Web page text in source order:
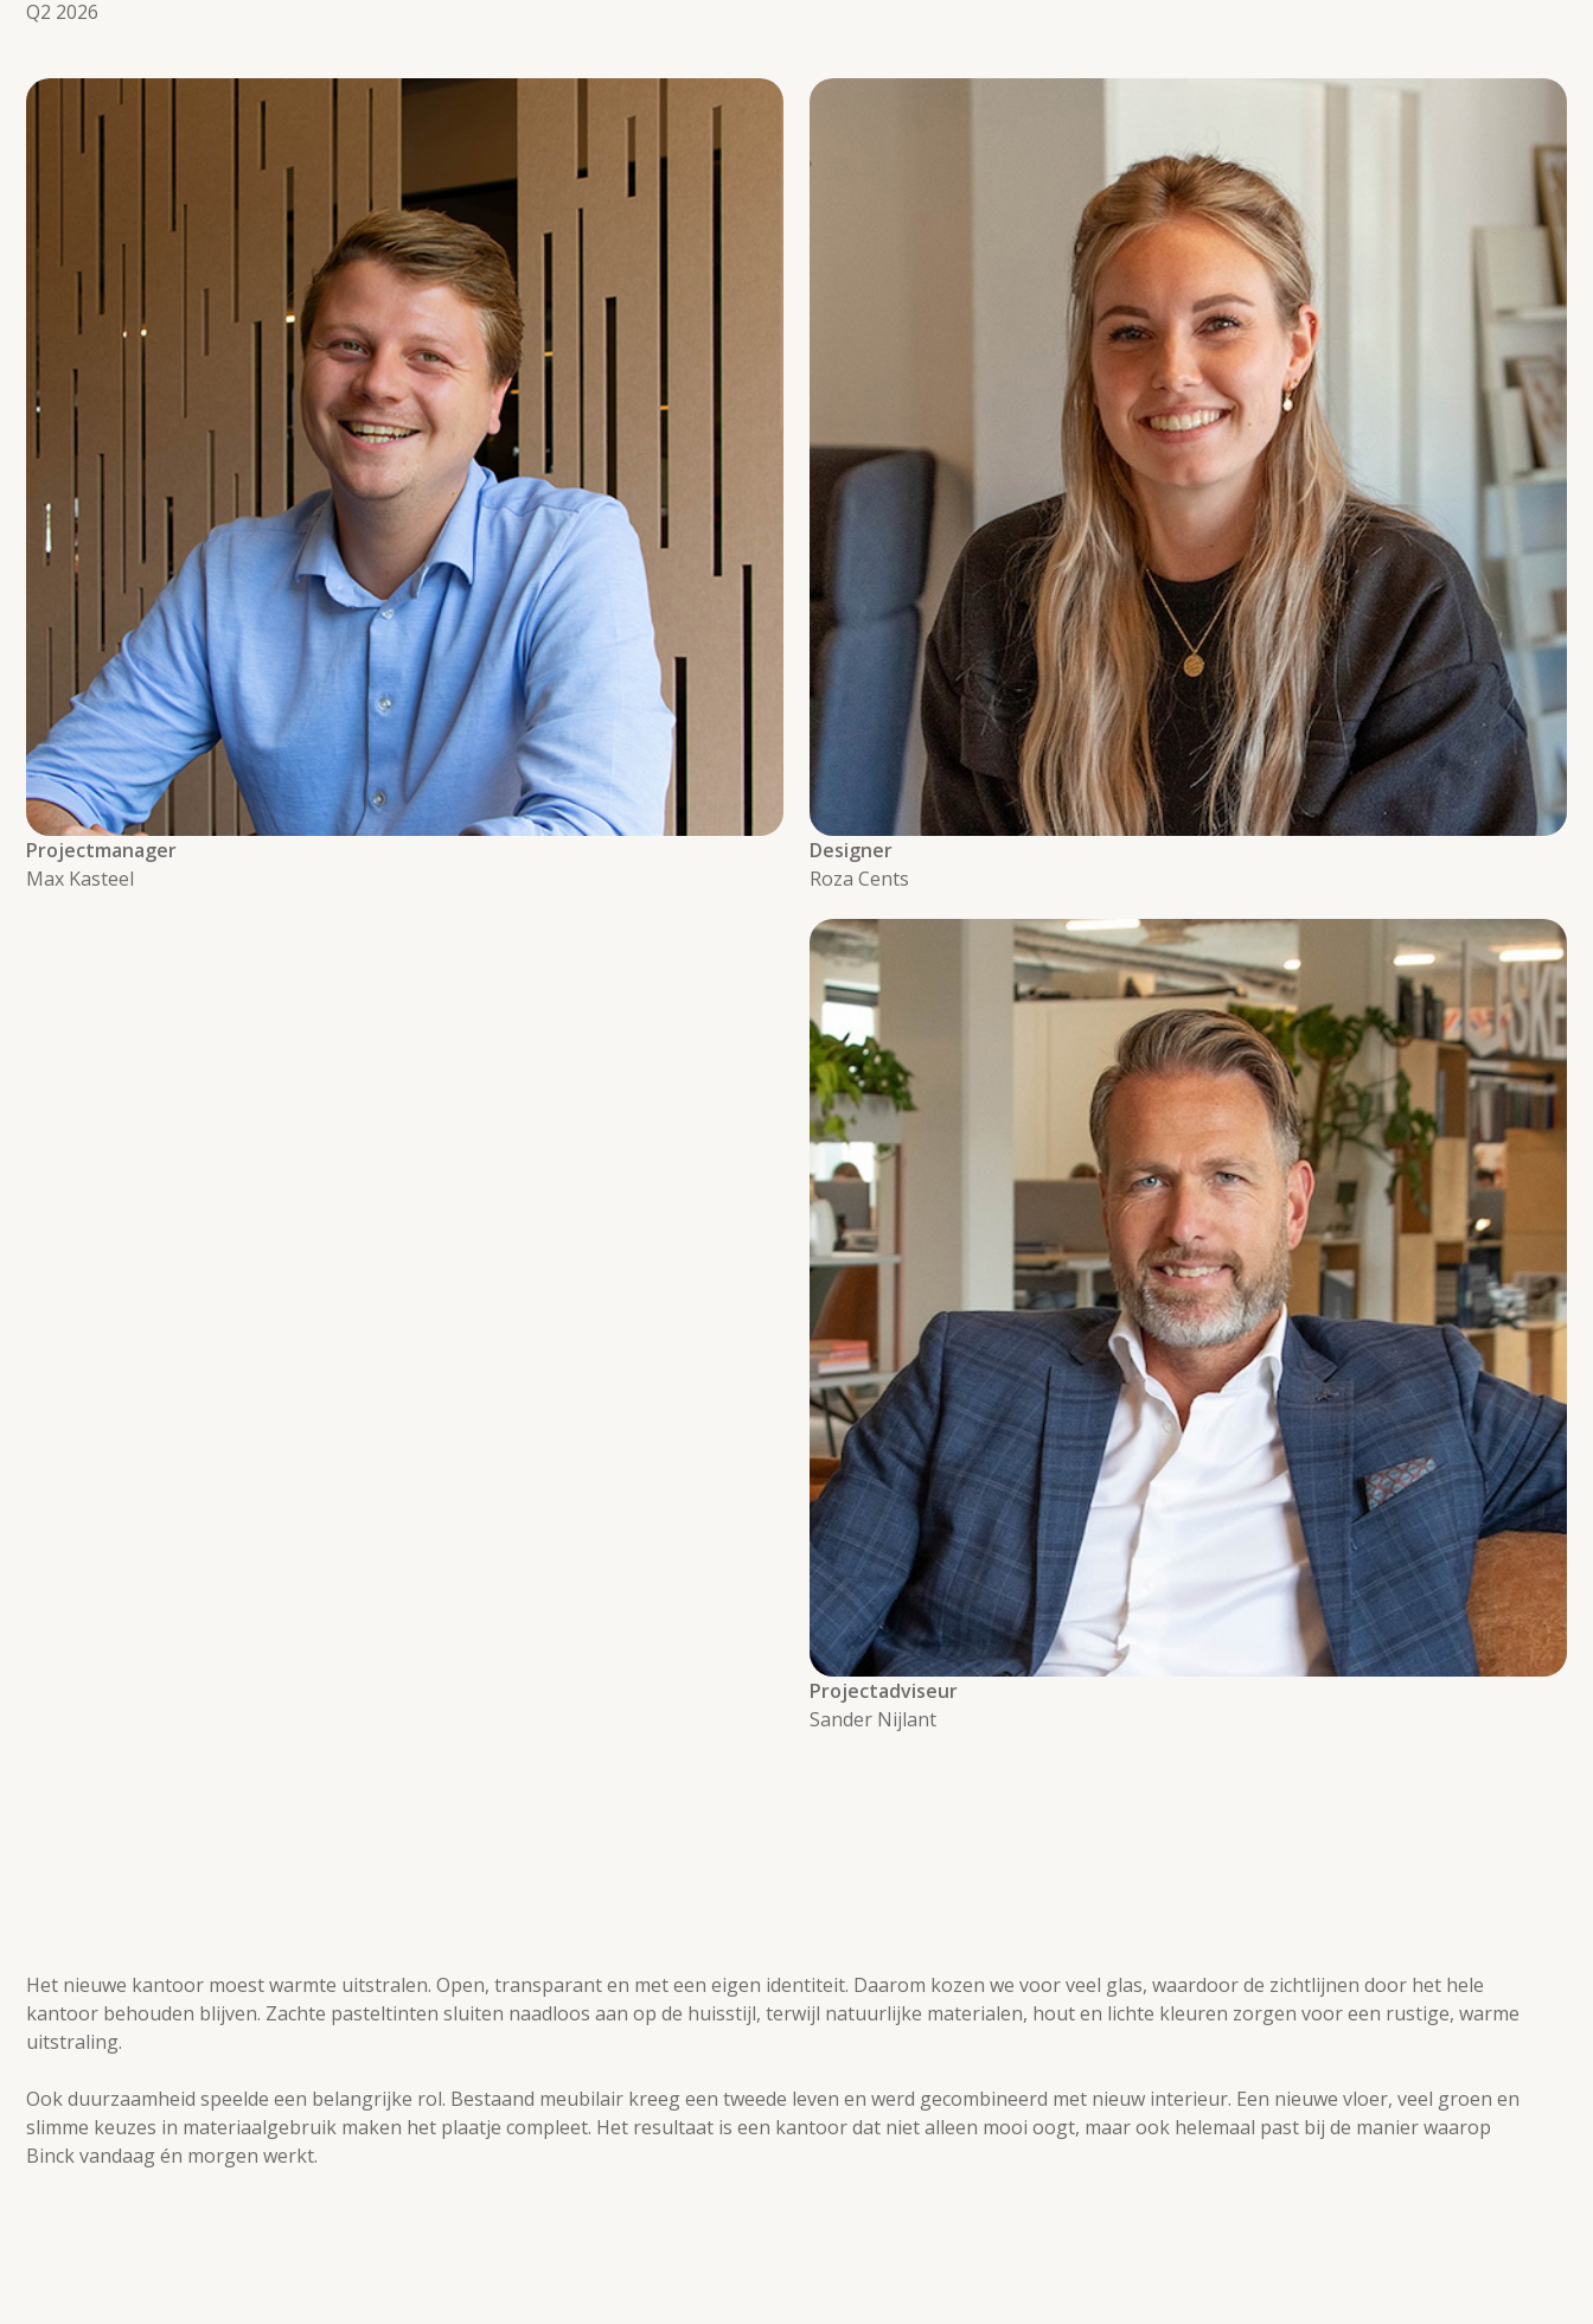
Q2 2026
Designer
Roza Cents
Projectmanager
Max Kasteel
Projectadviseur
Sander Nijlant
Het nieuwe kantoor moest warmte uitstralen. Open, transparant en met een eigen identiteit. Daarom kozen we voor veel glas, waardoor de zichtlijnen door het hele
kantoor behouden blijven. Zachte pasteltinten sluiten naadloos aan op de huisstijl, terwijl natuurlijke materialen, hout en lichte kleuren zorgen voor een rustige, warme
uitstraling.
Ook duurzaamheid speelde een belangrijke rol. Bestaand meubilair kreeg een tweede leven en werd gecombineerd met nieuw interieur. Een nieuwe vloer, veel groen en
slimme keuzes in materiaalgebruik maken het plaatje compleet. Het resultaat is een kantoor dat niet alleen mooi oogt, maar ook helemaal past bij de manier waarop
Binck vandaag én morgen werkt.